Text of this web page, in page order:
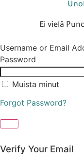
Ei vielä
Username or Email
Password
Muista minut
Forgot Password?
Verify Your Email